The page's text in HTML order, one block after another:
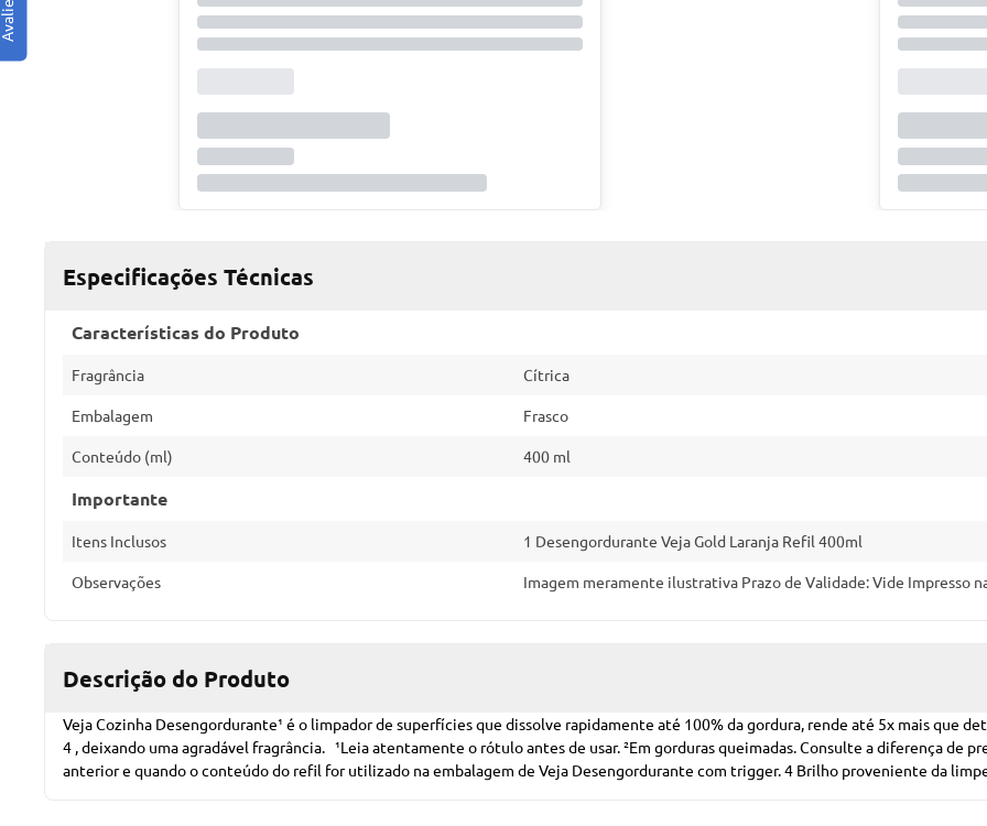
Especificações Técnicas
Características do Produto
Fragrância Cítrica
Embalagem Frasco
Conteúdo (ml) 400 ml
Importante
Itens Inclusos 1 Desengordurante Veja Gold Laranja Refil 400ml
Observações Imagem meramente ilustrativa Prazo de Validade: Vide Impresso
Descrição do Produto
Veja Cozinha Desengordurante¹ é o limpador de superfícies que dissolve rapidamente até 100% da gordura, rende até 5x mais que
4 , deixando uma agradável fragrância. ¹Leia atentamente o rótulo antes de usar. ²Em gorduras queimadas. Consulte a diferença de
anterior e quando o conteúdo do refil for utilizado na embalagem de Veja Desengordurante com trigger. 4 Brilho proveniente da